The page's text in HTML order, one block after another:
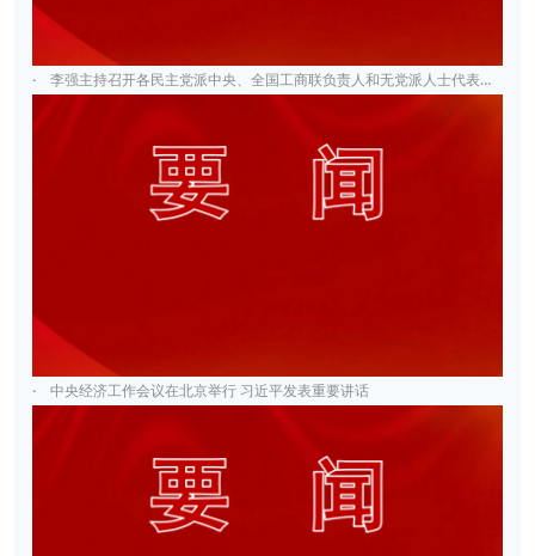
· 李强主持召开各民主党派中央、全国工商联负责人和无党派人士代表座谈会
· 中央经济工作会议在北京举行 习近平发表重要讲话